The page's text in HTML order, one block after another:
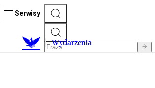
Serwisy
Wydarzenia